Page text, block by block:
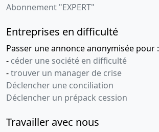
Abonnement "EXPERT"
Entreprises en difficulté
Passer une annonce anonymisée pour :
- céder une société en difficulté
-trouver un manager de crise
Déclencher une conciliation
Déclencher un prépack cession
Travailler avec nous